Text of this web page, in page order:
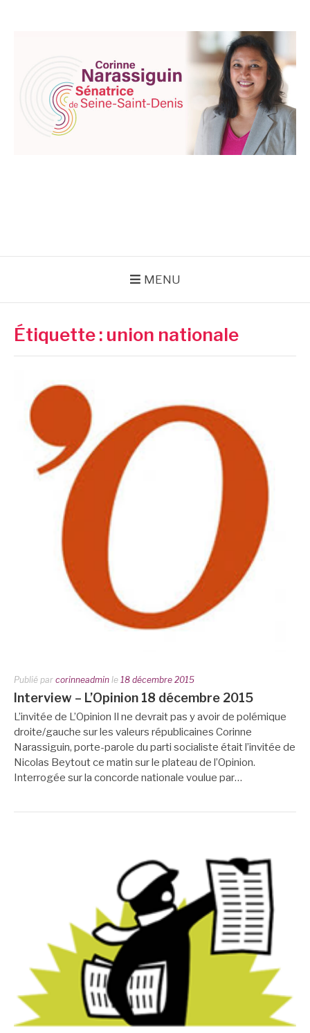
MENU
Étiquette : union nationale
Publié par corinneadmin le 18 décembre 2015
Interview – L’Opinion 18 décembre 2015
L’invitée de L’Opinion Il ne devrait pas y avoir de polémique
droite/gauche sur les valeurs républicaines Corinne
Narassiguin, porte-parole du parti socialiste était l’invitée de
Nicolas Beytout ce matin sur le plateau de l’Opinion.
Interrogée sur la concorde nationale voulue par…